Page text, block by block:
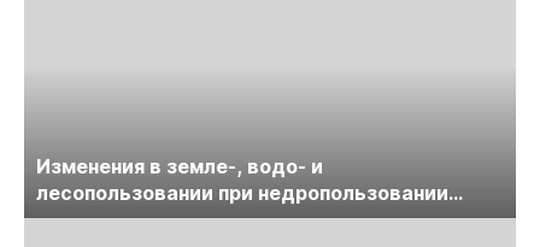
Изменения в земле-, водо- и
лесопользовании при недропользовании
обсудят на семинаре «ПравоТЭК»